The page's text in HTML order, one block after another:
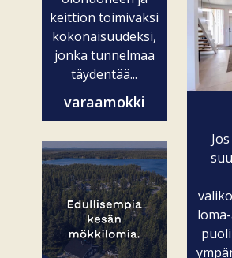
keittiön toimivaksi
kokonaisuudeksi,
jonka tunnelmaa
täydentää...
varaamokki